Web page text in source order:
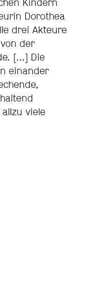
Kindern
Dorothea
drei Akteure
der
[...] Die
einander
viele